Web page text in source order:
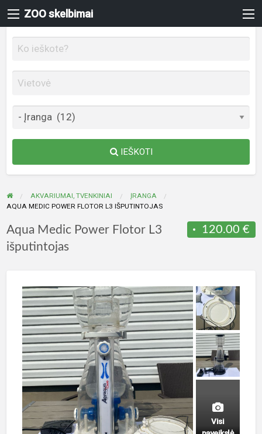
ZOO skelbimai
IEŠKOTI
AKVARIUMAI, TVENKINIAI
ĮRANGA
AQUA MEDIC POWER FLOTOR L3 IŠPUTINTOJAS
120.00 €
Aqua Medic Power Flotor L3
išputintojas
Visi